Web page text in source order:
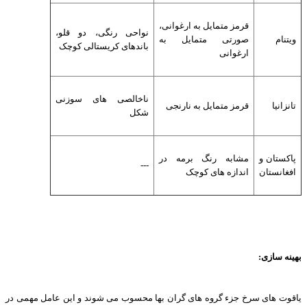
ویتنام
قرمز متمایل به ارغوانی،
صورتی متمایل به
ارغوانی
نواحی رنگی، دو قلو،
باندهای کریستالی کوچک
تانزانیا قرمز متمایل به نارنجی
ناخالصی های سوزنی
شکل
پاکستان و
افغانستان
مشابه رنگ برمه در
اندازه های کوچک
---
بهینه سازی:
یاقوت های سرخ جزء گروه های گران بها محسوب می شوند و این عامل مهمی در